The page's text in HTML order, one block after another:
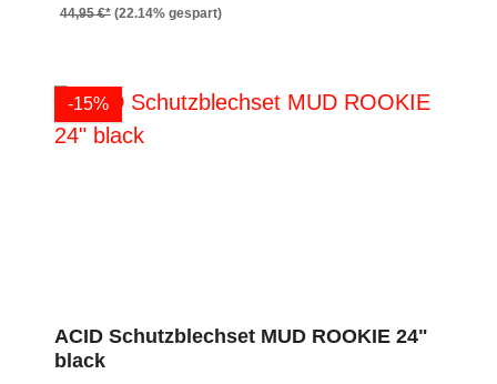
44,95 €* (22.14% gespart)
-15%
ACID Schutzblechset MUD ROOKIE 24"
black